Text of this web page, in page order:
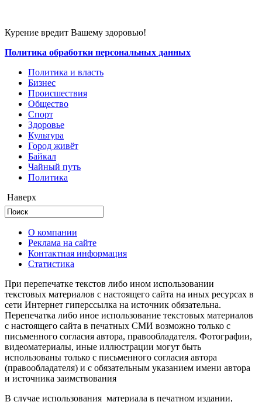
Курение вредит Вашему здоровью!
Политика обработки персональных данных
Политика и власть
Бизнес
Происшествия
Общество
Cпорт
Здоровье
Культура
Город живёт
Байкал
Чайный путь
Политика
Наверх
О компании
Реклама на сайте
Контактная информация
Статистика
При перепечатке текстов либо ином использовании
текстовых материалов с настоящего сайта на иных ресурсах в
сети Интернет гиперссылка на источник обязательна.
Перепечатка либо иное использование текстовых материалов
с настоящего сайта в печатных СМИ возможно только с
письменного согласия автора, правообладателя. Фотографии,
видеоматериалы, иные иллюстрации могут быть
использованы только с письменного согласия автора
(правообладателя) и с обязательным указанием имени автора
и источника заимствования
В случае использования материала в печатном издании,